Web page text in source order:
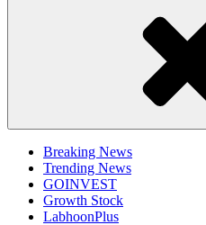
Breaking News
Trending News
GOINVEST
Growth Stock
LabhoonPlus